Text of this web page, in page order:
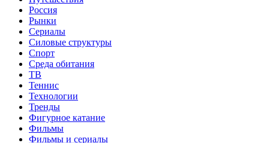
Россия
Рынки
Сериалы
Силовые структуры
Спорт
Среда обитания
ТВ
Теннис
Технологии
Тренды
Фигурное катание
Фильмы
Фильмы и сериалы